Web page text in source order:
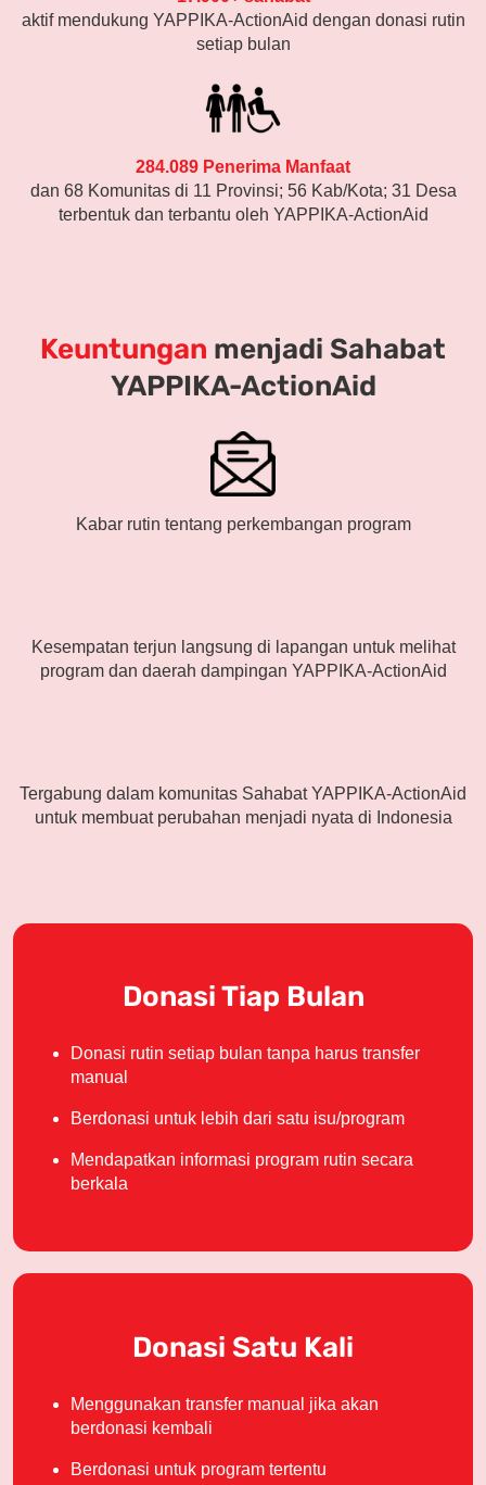
(L - untuk literasi)
Harapan Itu Nyata
angka anak yang belum bisa membaca hingga menjadi
11,63%.
berani menjawab. Guru-guru yang tadinya kewalahan, kini
lebih siap mendampingi.
banyak orang ikut mengambil bagian.
Di momen special saya, saya ingin mengajak teman-
teman dan keluarga untuk bersama-sama memberikan
meliputi:
mengejar ketertinggalan membaca dan menulis
adalah kemewahan yang tidak pernah mereka bayangkan.
Satu Kebaikan, Dampak Panjang
Bagi kita, ini mungkin hanya satu donasi.
• Keyakinan bahwa keterbatasan ekonomi tidak harus
Saya percaya perubahan besar sering dimulai dari
langkah-langkah kecil yang dilakukan bersama.
aktif mendukung YAPPIKA-ActionAid dengan donasi rutin
setiap bulan
284.089 Penerima Manfaat
dan 68 Komunitas di 11 Provinsi; 56 Kab/Kota; 31 Desa
terbentuk dan terbantu oleh YAPPIKA-ActionAid
Keuntungan menjadi Sahabat
YAPPIKA-ActionAid
Kabar rutin tentang perkembangan program
Kesempatan terjun langsung di lapangan untuk melihat
program dan daerah dampingan YAPPIKA-ActionAid
Tergabung dalam komunitas Sahabat YAPPIKA-ActionAid
untuk membuat perubahan menjadi nyata di Indonesia
Donasi Tiap Bulan
Donasi rutin setiap bulan tanpa harus transfer
manual
Berdonasi untuk lebih dari satu isu/program
Mendapatkan informasi program rutin secara
berkala
Donasi Satu Kali
Menggunakan transfer manual jika akan
berdonasi kembali
Berdonasi untuk program tertentu